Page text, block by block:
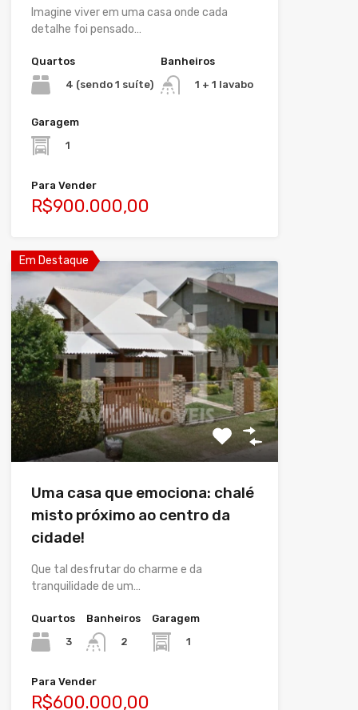
Imagine viver em uma casa onde cada
detalhe foi pensado…
Quartos
4 (sendo 1 suíte)
Banheiros
1 + 1 lavabo
Garagem
1
Para Vender
R$900.000,00
Em Destaque
Uma casa que emociona: chalé
misto próximo ao centro da
cidade!
Que tal desfrutar do charme e da
tranquilidade de um…
Quartos
3
Banheiros
2
Garagem
1
Para Vender
R$600.000,00